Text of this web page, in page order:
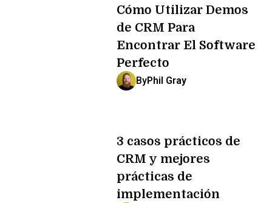
Cómo Utilizar Demos
de CRM Para
Encontrar El Software
Perfecto
ByPhil Gray
3 casos prácticos de
CRM y mejores
prácticas de
implementación